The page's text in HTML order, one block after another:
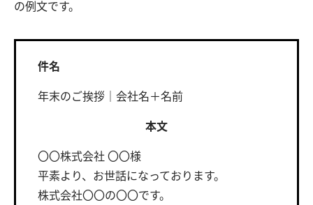
の例文です。
件名
年末のご挨拶｜会社名＋名前
本文
〇〇株式会社 〇〇様
平素より、お世話になっております。
株式会社〇〇の〇〇です。